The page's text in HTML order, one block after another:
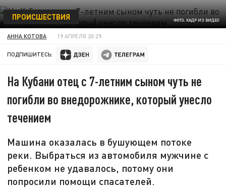
ФОТО: КАДР ИЗ ВИДЕО
ПРОИСШЕСТВИЯ
АННА КОТОВА 19 АПРЕЛЯ 20:29
ПОДПИШИТЕСЬ:
На Кубани отец с 7-летним сыном чуть не
погибли во внедорожнике, который унесло
течением
Машина оказалась в бушующем потоке
реки. Выбраться из автомобиля мужчине с
ребенком не удавалось, потому они
попросили помощи спасателей.